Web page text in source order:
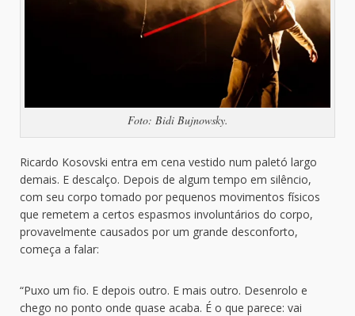
Foto: Bidi Bujnowsky.
Ricardo Kosovski entra em cena vestido num paletó largo
demais. E descalço. Depois de algum tempo em silêncio,
com seu corpo tomado por pequenos movimentos físicos
que remetem a certos espasmos involuntários do corpo,
provavelmente causados por um grande desconforto,
começa a falar:
“Puxo um fio. E depois outro. E mais outro. Desenrolo e
chego no ponto onde quase acaba. É o que parece: vai